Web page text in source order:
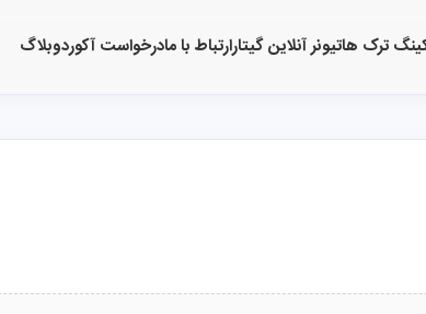
ترک هاتیونر آنلاین گیتارارتباط با مادرخواست آکوردوبلاگ